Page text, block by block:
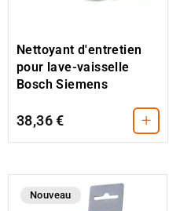
Nettoyant d'entretien
pour lave-vaisselle
Bosch Siemens
38,36 € +
Nouveau